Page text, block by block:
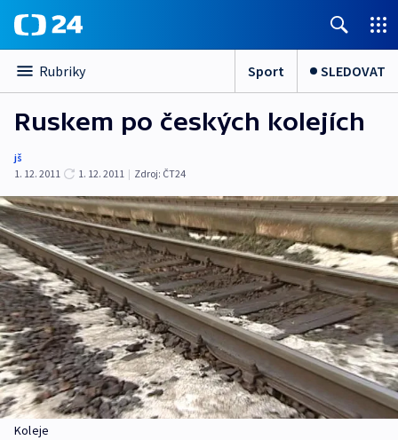
Rubriky Sport SLEDOVAT
Ruskem po českých kolejích
jš
1. 12. 2011
1. 12. 2011 | Zdroj: ČT24
Koleje